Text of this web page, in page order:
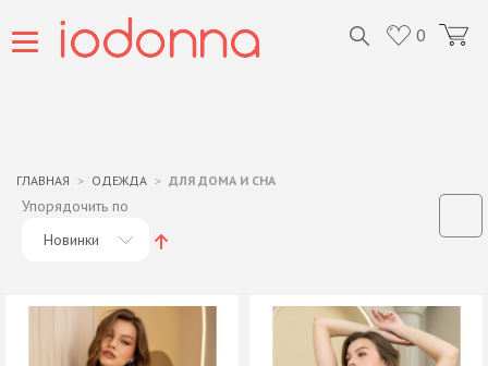
0
ГЛАВНАЯ ОДЕЖДА ДЛЯ ДОМА И СНА
Упорядочить по
Новинки